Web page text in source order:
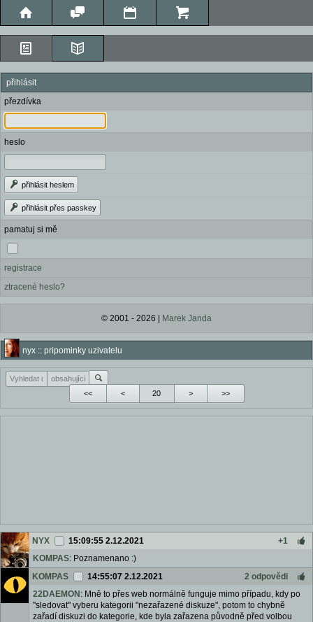
přihlásit
přezdívka
heslo
přihlásit heslem
přihlásit přes passkey
pamatuj si mě
registrace
ztracené heslo?
© 2001 - 2026 | Marek Janda
nyx :: pripominky uzivatelu
<< < > >>
NYX 15:09:55 2.12.2021
+1
KOMPAS: Poznamenano :)
KOMPAS
14:55:07 2.12.2021
2 odpovědi
22DAEMON : Mně to přes web normálně funguje mimo případu, kdy po
"sledovat" vyberu kategorii "nezařazené diskuze", potom to chybně
zařadí diskuzi do kategorie, kde byla zařazena původně před volbou